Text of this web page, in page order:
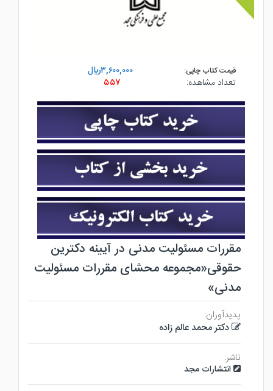
قیمت کتاب چاپی:
۳,۶۰۰,۰۰۰ريال
تعداد مشاهده:
۵۵۷
مقررات مسئولیت مدنی در آیینه دکترین
حقوقی«مجموعه محشای مقررات مسئولیت
مدنی»
پدیدآوران:
دکتر محمد عالم زاده
ناشر:
انتشارات مجد